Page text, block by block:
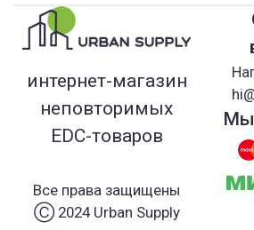
интернет-магазин
неповторимых
EDC-товаров
Все права защищены
Ⓒ 2024 Urban Supply
Мы